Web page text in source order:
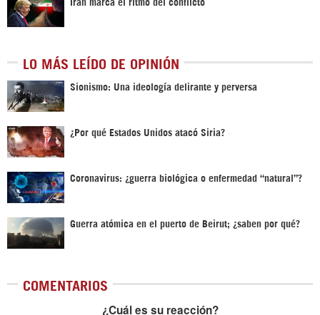
LO MÁS LEÍDO DE OPINIÓN
Sionismo: Una ideología delirante y perversa
¿Por qué Estados Unidos atacó Siria?
Coronavirus: ¿guerra biológica o enfermedad “natural”?
Guerra atómica en el puerto de Beirut; ¿saben por qué?
COMENTARIOS